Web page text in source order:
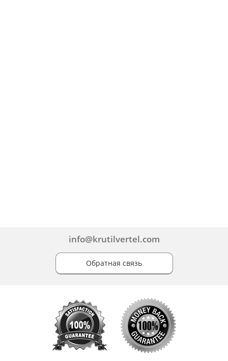
info@krutilvertel.com
Обратная связь